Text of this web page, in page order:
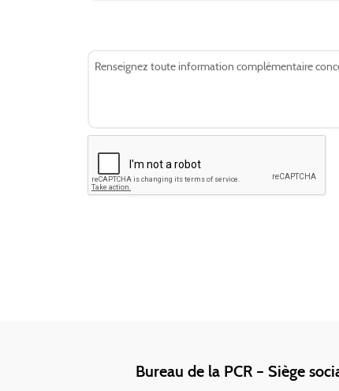
Bureau de la PCR – Siège